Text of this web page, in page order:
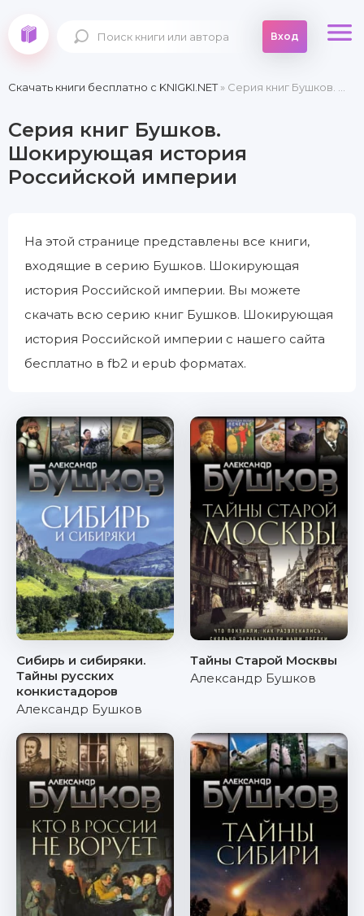
Вход
Скачать книги бесплатно c KNIGKI.NET» Серия книг Бушков. Шокирующая история Российской империи
Серия книг Бушков.
Шокирующая история
Российской империи
На этой странице представлены все книги,
входящие в серию Бушков. Шокирующая
история Российской империи. Вы можете
скачать всю серию книг Бушков. Шокирующая
история Российской империи с нашего сайта
бесплатно в fb2 и epub форматах.
Сибирь и сибиряки.
Тайны русских
конкистадоров
Александр Бушков
Тайны Старой Москвы
Александр Бушков